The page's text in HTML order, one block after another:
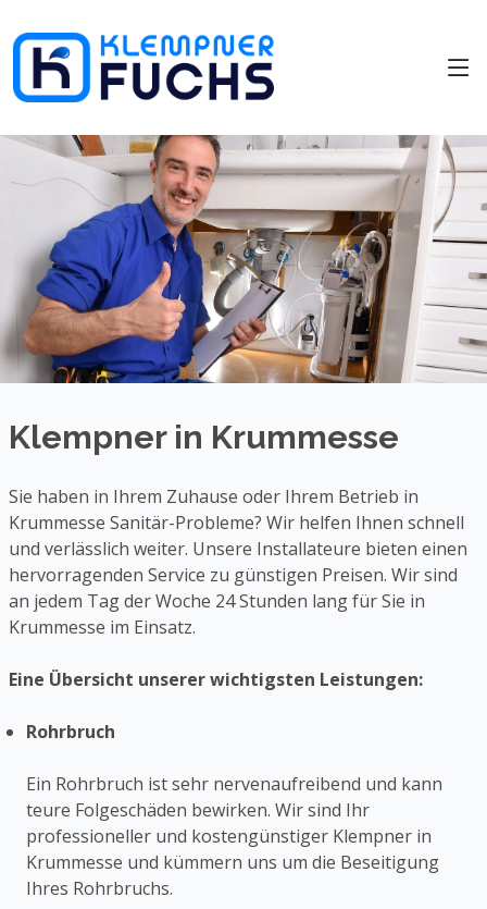
Klempner in Krummesse
Sie haben in Ihrem Zuhause oder Ihrem Betrieb in
Krummesse Sanitär-Probleme? Wir helfen Ihnen schnell
und verlässlich weiter. Unsere Installateure bieten einen
hervorragenden Service zu günstigen Preisen. Wir sind
an jedem Tag der Woche 24 Stunden lang für Sie in
Krummesse im Einsatz.
Eine Übersicht unserer wichtigsten Leistungen:
Rohrbruch
Ein Rohrbruch ist sehr nervenaufreibend und kann
teure Folgeschäden bewirken. Wir sind Ihr
professioneller und kostengünstiger Klempner in
Krummesse und kümmern uns um die Beseitigung
Ihres Rohrbruchs.